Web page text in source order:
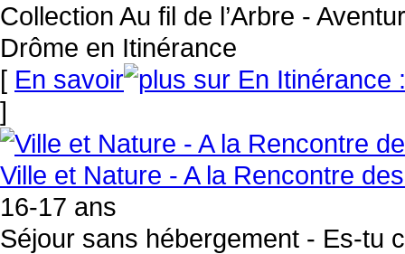
Collection Au fil de l’Arbre -
Drôme en Itinérance
[ En savoir
]
Ville et Nature - A la Rencontre
16-17 ans
Séjour sans hébergement - Es-tu